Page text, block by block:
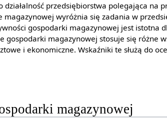
działalność przedsiębiorstwa polegająca na
magazynowej wyróżnia się zadania w
gospodarki magazynowej jest istotna
gospodarki magazynowej stosuje się różne
i ekonomiczne. Wskaźniki te służą do
magazynowej